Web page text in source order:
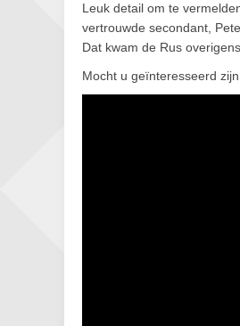
Leuk detail om te
vertrouwde secondant,
Dat kwam de Rus
Mocht u geïnteresseerd